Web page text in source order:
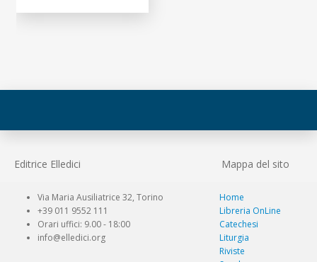
Editrice Elledici Mappa del sito
Via Maria Ausiliatrice 32, Torino
+39 011 9552 111
Orari uffici: 9.00 - 18:00
info@elledici.org
Home
Libreria OnLine
Catechesi
Liturgia
Riviste